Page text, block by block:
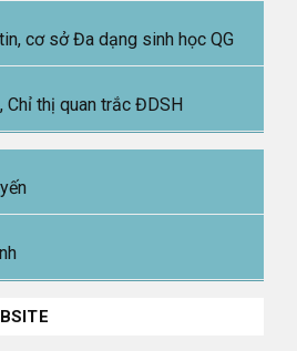
cơ sở Đa dạng sinh học QG
Chỉ thị quan trắc ĐDSH